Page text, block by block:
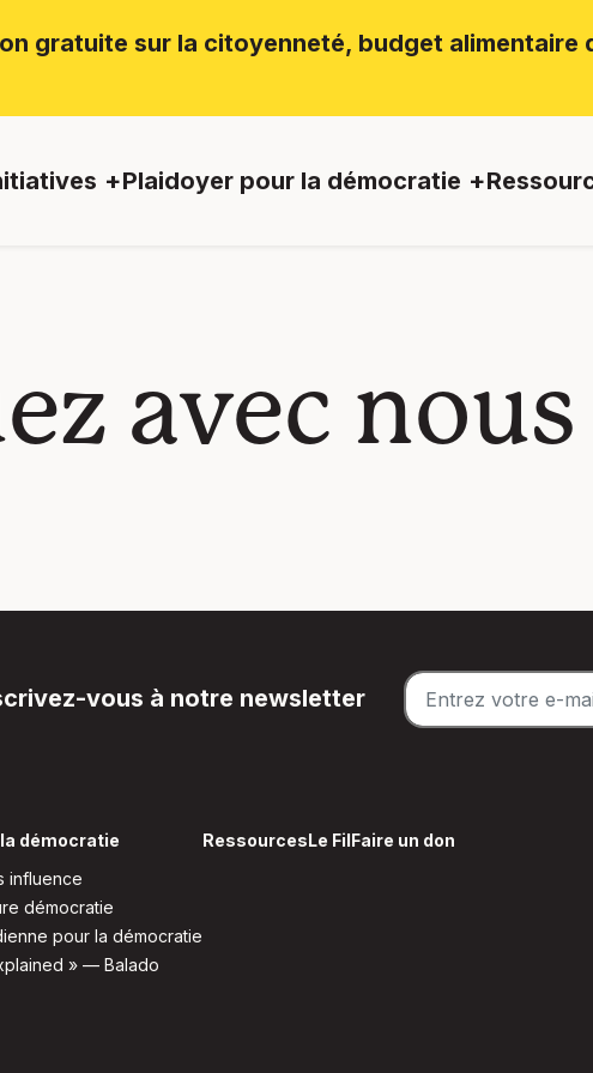
gratuite sur la citoyenneté, budget alimentaire
Plaidoyer pour la démocratie
avec nous
vous à notre newsletter
démocratie
influence
démocratie
pour la démocratie
» — Balado
RessourcesLe FilFaire un don